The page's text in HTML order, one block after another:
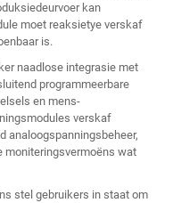
kan
moet reaksietye verskaf
is.
naadlose integrasie met
programmeerbare
en mens-
verskaf
analoogspanningsbeheer,
moniteringsvermoëns wat
stel gebruikers in staat om